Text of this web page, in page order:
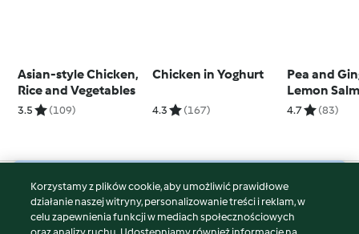
Asian-style Chicken,
Rice and Vegetables
3.5 (109)
Chicken in Yoghurt
4.3 (167)
Pea and
Lemon
Broccoli
4.7 (83)
© Copyright 2026
Warunki korzystania
Korzystamy z plików cookie, aby umożliwić prawidłowe
działanie naszej witryny, personalizowanie treści i reklam, w
celu zapewnienia funkcji w mediach społecznościowych